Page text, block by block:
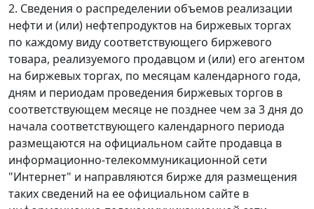
2. Сведения о распределении объемов реализации
нефти и (или) нефтепродуктов на биржевых торгах
по каждому виду соответствующего биржевого
товара, реализуемого продавцом и (или) его агентом
на биржевых торгах, по месяцам календарного года,
дням и периодам проведения биржевых торгов в
соответствующем месяце не позднее чем за 3 дня до
начала соответствующего календарного периода
размещаются на официальном сайте продавца в
информационно-телекоммуникационной сети
"Интернет" и направляются бирже для размещения
таких сведений на ее официальном сайте в